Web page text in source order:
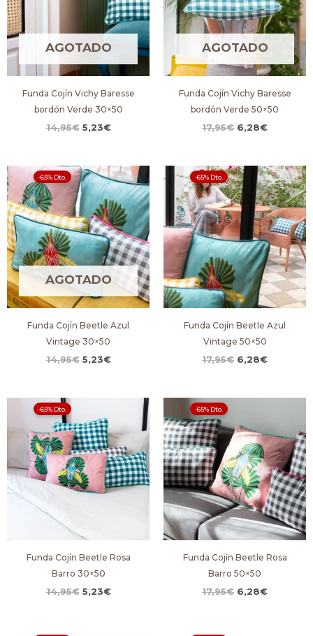
AGOTADO
Funda Cojín Vichy Baresse
bordón Verde 30×50
14,95€ 5,23€
AGOTADO
Funda Cojín Vichy Baresse
bordón Verde 50×50
17,95€ 6,28€
AGOTADO
-65% Dto.
Funda Cojín Beetle Azul
Vintage 30×50
14,95€
El
precio
original
era:
14,95€.
5,23€
El
precio
actual
es:
5,23€.
-65% Dto.
Funda Cojín Beetle Azul
Vintage 50×50
17,95€
El
precio
original
era:
17,95€.
6,28€
El
precio
actual
es:
6,28€.
-65% Dto.
Funda Cojín Beetle Rosa
Barro 30×50
14,95€
original
era:
14,95€.
5,23€
precio
actual
es:
5,23€.
-65% Dto.
Funda Cojín Beetle Rosa
Barro 50×50
17,95€
original
era:
17,95€.
6,28€
es:
6,28€.